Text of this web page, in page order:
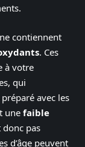
contiennent
. Ces
à votre
qui
avec les
une faible
pas
d’âge peuvent